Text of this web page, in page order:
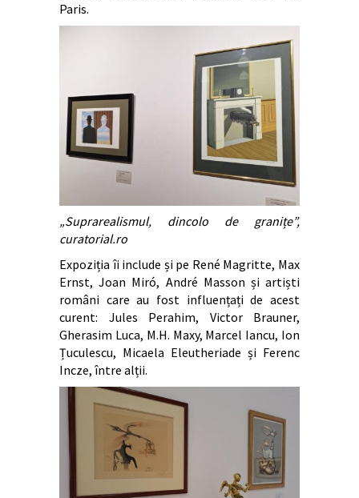
Paris.
„Suprarealismul, dincolo de granițe”,
curatorial.ro
Expoziția îi include și pe René Magritte, Max
Ernst, Joan Miró, André Masson și artiști
români care au fost influențați de acest
curent: Jules Perahim, Victor Brauner,
Gherasim Luca, M.H. Maxy, Marcel Iancu, Ion
Țuculescu, Micaela Eleutheriade și Ferenc
Incze, între alții.